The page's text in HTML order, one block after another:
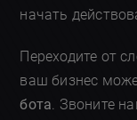
начать
Переходите от
ваш бизнес
бота . Звоните